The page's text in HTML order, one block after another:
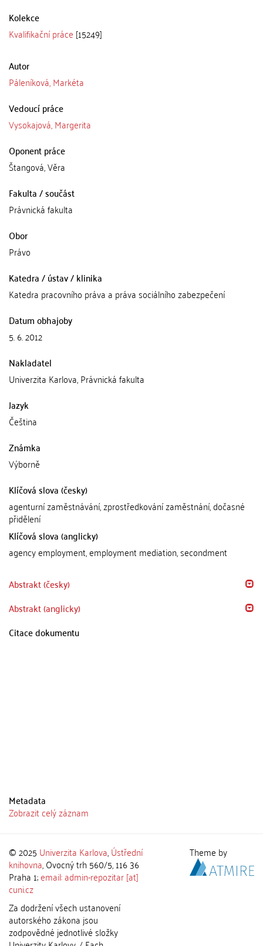
Kolekce
Kvalifikační práce [15249]
Autor
Páleníková, Markéta
Vedoucí práce
Vysokajová, Margerita
Oponent práce
Štangová, Věra
Fakulta / součást
Právnická fakulta
Obor
Právo
Katedra / ústav / klinika
Katedra pracovního práva a práva sociálního zabezpečení
Datum obhajoby
5. 6. 2012
Nakladatel
Univerzita Karlova, Právnická fakulta
Jazyk
Čeština
Známka
Výborně
Klíčová slova (česky)
agenturní zaměstnávání, zprostředkování zaměstnání, dočasné
přidělení
Klíčová slova (anglicky)
agency employment, employment mediation, secondment
Abstrakt (česky)
Abstrakt (anglicky)
Citace dokumentu
Metadata
Zobrazit celý záznam
© 2025 Univerzita Karlova,Ústřední
knihovna, Ovocný trh 560/5, 116 36
Praha 1;email: admin-repozitar [at]
cuni.cz
Za dodržení všech ustanovení
autorského zákona jsou
zodpovědné jednotlivé složky
Theme by